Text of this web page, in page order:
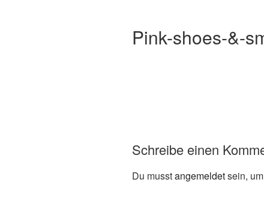
Pink-shoes-&-
Schreibe einen
Du musstangemeldetsein,